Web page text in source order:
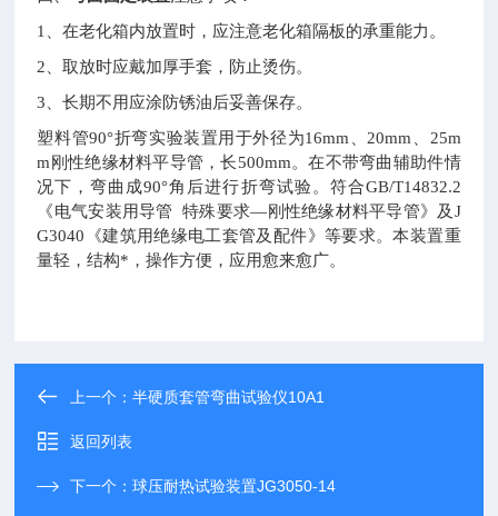
1
、在老化箱内放置时，应注意老化箱隔板的承重能力。
2 、取放时应戴加厚手套，防止烫伤。
3 、长期不用应涂防锈油后妥善保存。
塑料管90°折弯实验装置用于外径为16mm、20mm、25m
m刚性绝缘材料平导管，长500mm。在不带弯曲辅助件情
况下，弯曲成90°角后进行折弯试验。符合GB/T14832.2
《电气安装用导管 特殊要求—刚性绝缘材料平导管》及J
G3040《建筑用绝缘电工套管及配件》等要求。本装置重
量轻，结构*，操作方便，应用愈来愈广。
上一个：半硬质套管弯曲试验仪10A1
返回列表
下一个：球压耐热试验装置JG3050-14